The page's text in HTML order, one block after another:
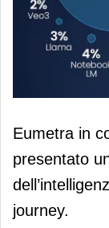
acquisti
Eumetra in
presentato
journey.